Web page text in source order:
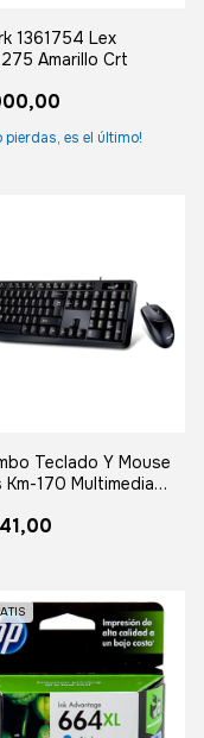
1361754 Lex
Amarillo Crt
pierdas, es el último!
Teclado Y Mouse
Km-170 Multimedia